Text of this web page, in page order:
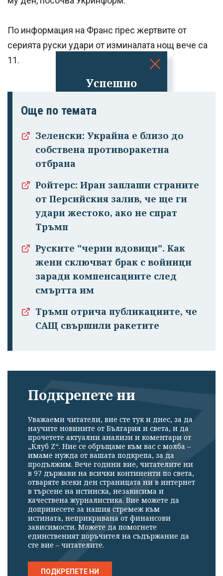
Успешно
профила си!
По информация на Франс прес жертвите от
серията руски удари от изминалата нощ вече са
11.
Още по темата
Зеленски: Украйна е близо до
собствена противоракетна
отбрана
Ройтерс: Иран заплаши страните
от Персийския залив, че ще ги
удари жестоко, ако не спрат
Тръмп
Руските "черни вдовици". Как
жени сключват брак с войници
заради компенсациите след
смъртта им
Тръмп отрича публикациите, че
САЩ свършили ракетите
Подкрепете ни
Уважаеми читатели, вие сте тук и днес, за да
научите новините от България и света, и да
прочетете актуални анализи и коментари от
„Клуб Z“. Ние се обръщаме към вас с молба –
имаме нужда от вашата подкрепа, за да
продължим. Вече години вие, читателите ни
в 97 държави на всички континенти по света,
отваряте всеки ден страницата ни в интернет
в търсене на истинска, независима и
качествена журналистика. Вие можете да
допринесете за нашия стремеж към
истината, неприкривана от финансови
зависимости. Можете да помогнете
единственият поръчител на съдържание да
сте вие – читателите.
ПОДКРЕПЕТЕ НИ